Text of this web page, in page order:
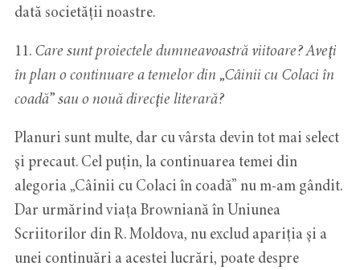
dată societăţii noastre.
11.Care sunt proiectele dumneavoastră viitoare? Aveţi
în plan o continuare a temelor din „Câinii cu Colaci în
coadă” sau o nouă direcţie literară?
Planuri sunt multe, dar cu vârsta devin tot mai select
şi precaut. Cel puţin, la continuarea temei din
alegoria „Câinii cu Colaci în coadă” nu m-am gândit.
Dar urmărind viaţa Browniană în Uniunea
Scriitorilor din R. Moldova, nu exclud apariţia şi a
unei continuări a acestei lucrări, poate despre